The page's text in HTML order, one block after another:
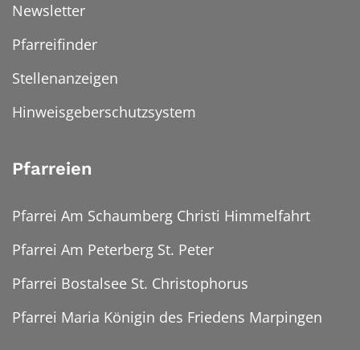
Newsletter
Pfarreifinder
Stellenanzeigen
Hinweisgeberschutzsystem
Pfarreien
Pfarrei Am Schaumberg Christi Himmelfahrt
Pfarrei Am Peterberg St. Peter
Pfarrei Bostalsee St. Christophorus
Pfarrei Maria Königin des Friedens Marpingen